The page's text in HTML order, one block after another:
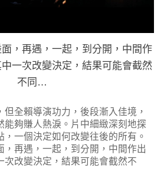
，再遇，一起，到分開，中間作
一次改變決定，結果可能會截然
不同…
全賴導演功力，後段漸入佳境，
能夠賺人熱淚。片中細緻深刻地探
一個決定如何改變往後的所有。
，再遇，一起，到分開，中間作出
次改變決定，結果可能會截然不